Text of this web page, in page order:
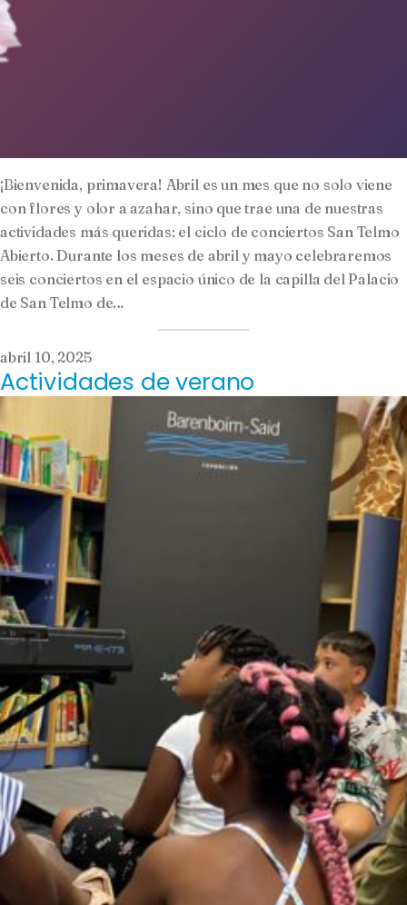
¡Bienvenida, primavera! Abril es un mes que no solo viene
con flores y olor a azahar, sino que trae una de nuestras
actividades más queridas: el ciclo de conciertos San Telmo
Abierto. Durante los meses de abril y mayo celebraremos
seis conciertos en el espacio único de la capilla del Palacio
de San Telmo de…
abril 10, 2025
Actividades de verano